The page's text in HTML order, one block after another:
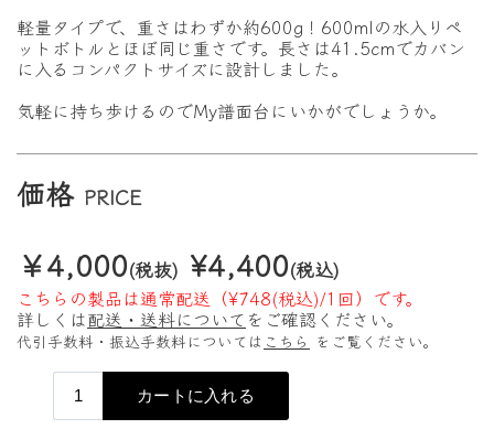
軽量タイプで、重さはわずか約600g！600mlの水入りペ
ットボトルとほぼ同じ重さです。長さは41.5cmでカバン
に入るコンパクトサイズに設計しました。
気軽に持ち歩けるのでMy譜面台にいかがでしょうか。
価格 PRICE
￥4,000(税抜) ¥4,400(税込)
こちらの製品は通常配送（¥748(税込)/1回）です。
詳しくは配送・送料について をご確認ください。
代引手数料・振込手数料については こちら をご覧ください。